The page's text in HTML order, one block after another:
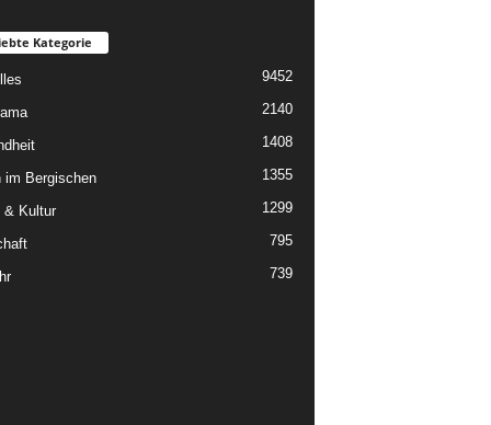
Kategorie
9452
2140
1408
im Bergischen 1355
& Kultur 1299
795
739